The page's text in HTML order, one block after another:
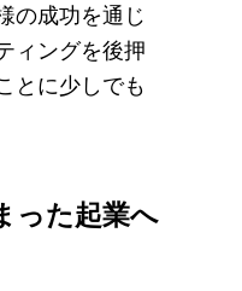
の成功を通じ
ィングを後押
とに少しでも
った起業へ